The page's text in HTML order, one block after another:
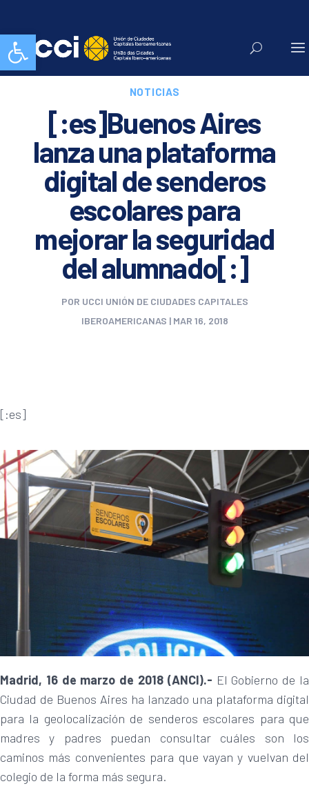
Abrir barra de herramientas
NOTICIAS
[:es]Buenos Aires
lanza una plataforma
digital de senderos
escolares para
mejorar la seguridad
del alumnado[:]
POR UCCI UNIÓN DE CIUDADES CAPITALES
IBEROAMERICANAS | MAR 16, 2018
[:es]
Madrid, 16 de marzo de 2018 (ANCI).- El Gobierno de la
Ciudad de Buenos Aires ha lanzado una plataforma digital
para la geolocalización de senderos escolares para que
madres y padres puedan consultar cuáles son los
caminos más convenientes para que vayan y vuelvan del
colegio de la forma más segura.